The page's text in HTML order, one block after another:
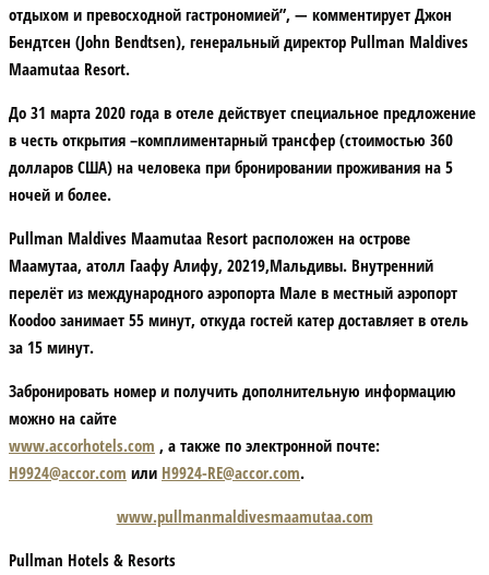
отдыхом и превосходной гастрономией”, — комментирует Джон
Бендтсен (John Bendtsen), генеральный директор Pullman Maldives
Maamutaa Resort.
До 31 марта 2020 года в отеле действует специальное предложение
в честь открытия –комплиментарный трансфер (стоимостью 360
долларов США) на человека при бронировании проживания на 5
ночей и более.
Pullman Maldives Maamutaa Resort расположен на острове
Маамутаа, атолл Гаафу Алифу, 20219,Мальдивы. Внутренний
перелёт из международного аэропорта Мале в местный аэропорт
Koodoo занимает 55 минут, откуда гостей катер доставляет в отель
за 15 минут.
Забронировать номер и получить дополнительную информацию
можно на сайте
www.accorhotels.com , а также по электронной почте:
H9924@accor.com или H9924-RE@accor.com.
www.pullmanmaldivesmaamutaa.com
Pullman Hotels & Resorts